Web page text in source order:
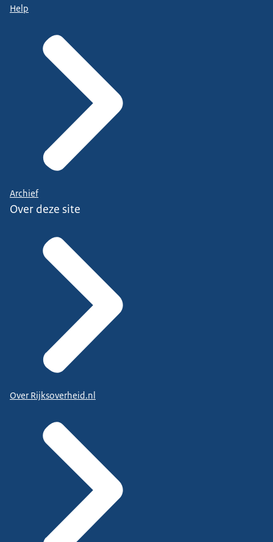
Help
Archief
Over deze site
Over Rijksoverheid.nl